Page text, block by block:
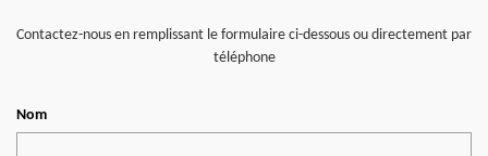
Contactez-nous en remplissant le formulaire ci-dessous ou directement par
téléphone
Nom